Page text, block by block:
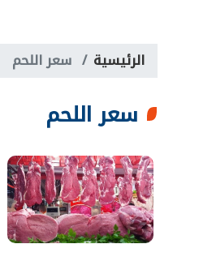
الرئيسية سعر اللحم
سعر اللحم